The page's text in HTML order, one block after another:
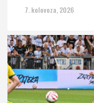
7. kolovoza, 2026